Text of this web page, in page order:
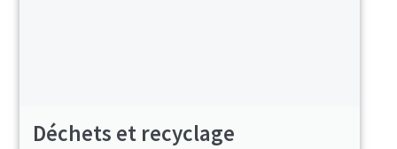
Déchets et recyclage